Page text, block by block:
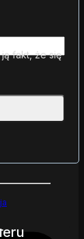
fakt, że się